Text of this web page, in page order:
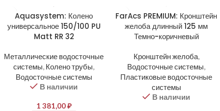
Aquasystem: Колено
универсальное 150/100 PU
Matt RR 32
Металлические водосточные
системы, Колено трубы,
Водосточные системы
В наличии
1 381,00₽
FarAcs PREMIUM: Кронштейн
желоба длинный 125 мм
Темно-коричневый
Кронштейн желоба,
Водосточные системы,
Пластиковые водосточные
системы
В наличии